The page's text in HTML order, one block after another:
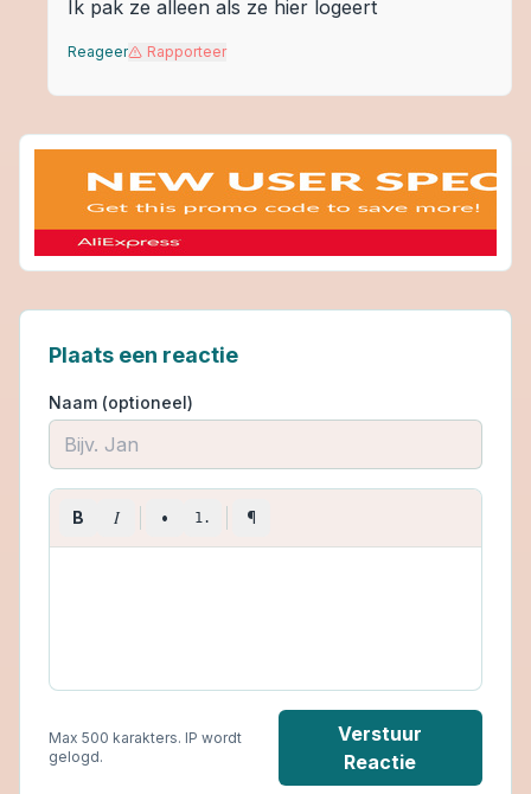
Ik pak ze alleen als ze hier logeert
Reageer Rapporteer
Plaats een reactie
Naam (optioneel)
B I • 1. ¶
Max 500 karakters. IP wordt
gelogd.
Verstuur
Reactie